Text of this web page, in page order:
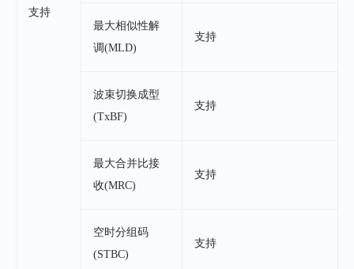
支持
最大相似性解
调(MLD)
支持
波束切换成型
(TxBF)
支持
最大合并比接
收(MRC)
支持
空时分组码
(STBC)
支持